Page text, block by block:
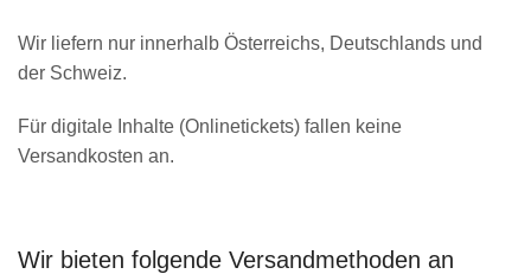
Wir liefern nur innerhalb Österreichs, Deutschlands und
der Schweiz.
Für digitale Inhalte (Onlinetickets) fallen keine
Versandkosten an.
Wir bieten folgende Versandmethoden an